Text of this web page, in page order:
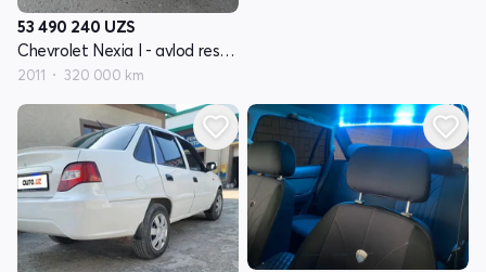
53 490 240 UZS
Chevrolet Nexia I - avlod restayling
2011 320 000 km